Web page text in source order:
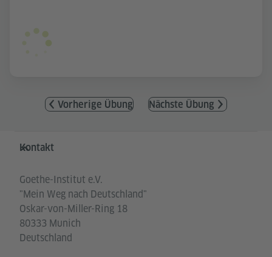
Vorherige Übung Nächste Übung
Service- und Informationsbereich
Kontakt
Goethe-Institut e.V.
"Mein Weg nach Deutschland"
Oskar-von-Miller-Ring 18
80333 Munich
Deutschland